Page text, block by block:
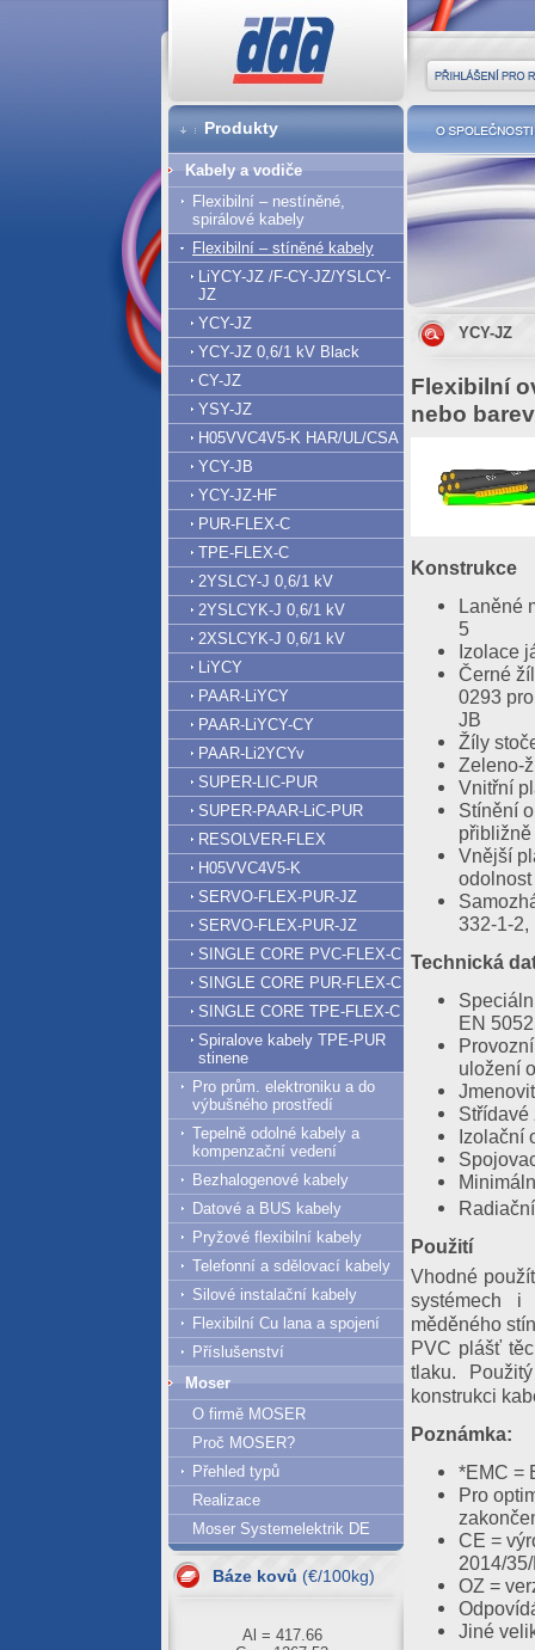
YCY-JZ
Flexibilní
nebo
Konstrukce
Laněné
5
Izolace
Černé
0293
JB
Žíly
Zeleno-
Vnitřní
Stínění
Vnější
332-1-2,
Technická
EN
uložení
Střídavé
Izolační
Použití
Vhodné
systémech i
měděného
PVC plášť
tlaku.
konstrukci
Poznámka:
*EMC =
Pro
CE =
2014/
OZ =
Jiné
O
Produkty
Kabely a vodiče
Flexibilní – nestíněné,
spirálové kabely
Flexibilní – stíněné kabely
LiYCY-JZ /F-CY-JZ/YSLCY-
JZ
YCY-JZ
YCY-JZ 0,6/1 kV Black
CY-JZ
YSY-JZ
H05VVC4V5-K HAR/UL/CSA
YCY-JB
YCY-JZ-HF
PUR-FLEX-C
TPE-FLEX-C
2YSLCY-J 0,6/1 kV
2YSLCYK-J 0,6/1 kV
2XSLCYK-J 0,6/1 kV
LiYCY
PAAR-LiYCY
PAAR-LiYCY-CY
PAAR-Li2YCYv
SUPER-LIC-PUR
SUPER-PAAR-LiC-PUR
RESOLVER-FLEX
H05VVC4V5-K
SERVO-FLEX-PUR-JZ
SERVO-FLEX-PUR-JZ
SINGLE CORE PVC-FLEX-C
SINGLE CORE PUR-FLEX-C
SINGLE CORE TPE-FLEX-C
Spiralove kabely TPE-PUR
stinene
Pro prům. elektroniku a do
výbušného prostředí
Tepelně odolné kabely a
kompenzační vedení
Bezhalogenové kabely
Datové a BUS kabely
Pryžové flexibilní kabely
Telefonní a sdělovací kabely
Silové instalační kabely
Flexibilní Cu lana a spojení
Příslušenství
Moser
O firmě MOSER
Proč MOSER?
Přehled typů
Realizace
Moser Systemelektrik DE
Báze kovů (€/100kg)
07.08.2026
Al = 420.61
Cu = 1293.63
06.08.2026
Cu = 1267.53
Přihlášení pro